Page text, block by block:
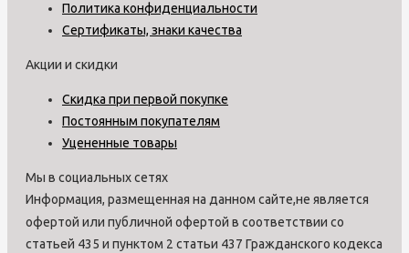
Политика конфиденциальности
Сертификаты, знаки качества
Акции и скидки
Скидка при первой покупке
Постоянным покупателям
Уцененные товары
Мы в социальных сетях
Информация, размещенная на данном сайте,не является
офертой или публичной офертой в соответствии со
статьей 435 и пунктом 2 статьи 437 Гражданского кодекса